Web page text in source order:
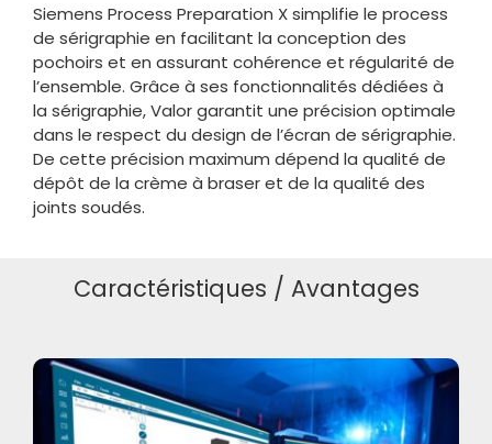
Siemens Process Preparation X simplifie le process
de sérigraphie en facilitant la conception des
pochoirs et en assurant cohérence et régularité de
l’ensemble. Grâce à ses fonctionnalités dédiées à
la sérigraphie, Valor garantit une précision optimale
dans le respect du design de l’écran de sérigraphie.
De cette précision maximum dépend la qualité de
dépôt de la crème à braser et de la qualité des
joints soudés.
Caractéristiques / Avantages